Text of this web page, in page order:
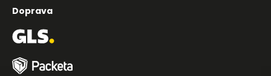
Doprava